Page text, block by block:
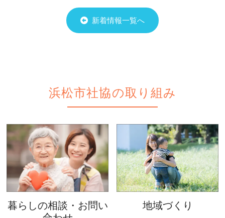
新着情報一覧へ
浜松市社協の取り組み
暮らしの相談・お問い
地域づくり